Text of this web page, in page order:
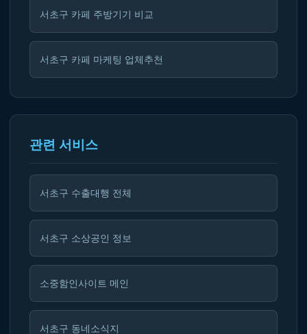
서초구 카페 주방기기 비교
서초구 카페 마케팅 업체추천
관련 서비스
서초구 수출대행 전체
서초구 소상공인 정보
소중함인사이트 메인
서초구 동네소식지